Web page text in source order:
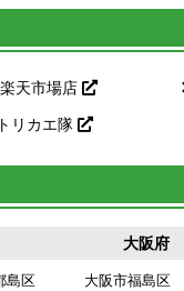
天市場店
リカエ隊
大阪府
島区 大阪市福島区